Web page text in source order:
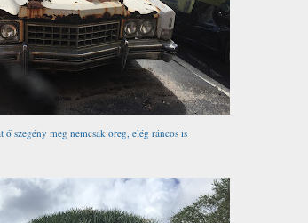
ő szegény meg nemcsak öreg, elég ráncos is